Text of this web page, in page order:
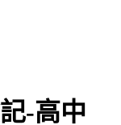
-高中